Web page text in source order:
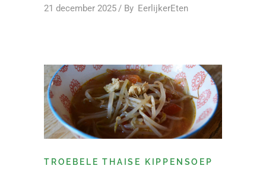
21 december 2025 By EerlijkerEten
TROEBELE THAISE KIPPENSOEP